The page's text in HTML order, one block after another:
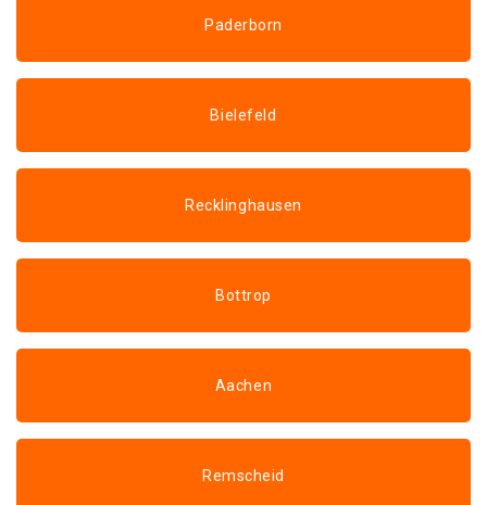
Paderborn
Bielefeld
Recklinghausen
Bottrop
Aachen
Remscheid